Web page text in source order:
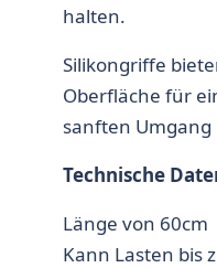
halten.
Silikongriffe
Oberfläche für
sanften
Technische
Länge von 60cm
Kann Lasten bis